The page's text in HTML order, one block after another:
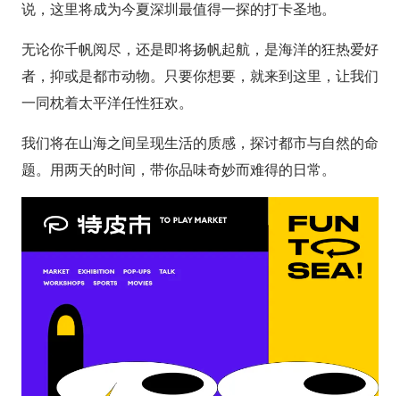
说，这里将成为今夏深圳最值得一探的打卡圣地。
无论你千帆阅尽，还是即将扬帆起航，是海洋的狂热爱好
者，抑或是都市动物。只要你想要，就来到这里，让我们
一同枕着太平洋任性狂欢。
我们将在山海之间呈现生活的质感，探讨都市与自然的命
题。用两天的时间，带你品味奇妙而难得的日常。